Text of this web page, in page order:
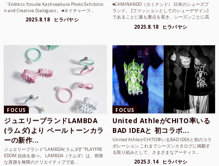
「Endless Yosuke Kashiwakura Photo Exhibitio
n and Creative Dialogues」 ■ネイチャーフ...
2025.8.18 ヒラバヤシ
■CAMINANDO（カミナンド） 日本のシューズブ
ランド。 [ファッションとしてのシューデザイン]
であることに最も重点を置き、シーズンごとに高
2025.8.18 ヒラバヤシ
FOCUS
ジュエリーブランドLAMBDA
(ラムダ)より ペールトーンカラ
ーの新作...
ジュエリーブランド“LAMBDA( ラムダ))” “PLAYFRE
EDOM 自由を遊べ。 LAMBDA（ラムダ）は、有限
な資源を無限のクリエイティブで追...
FOCUS
United AthleがCHITO率いる
BAD IDEAと 初コラボ...
United AthleがCHITO率いるBAD IDEAと初のコラ
ボレーション これまでシーズンカタログに掲載す
る取り組みとして、さまざまなアーティス...
2025.3.14 ヒラバヤシ